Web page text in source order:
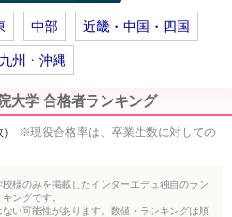
中部 近畿・中国・四国
九州・沖縄
大学 合格者ランキング
※現役合格率は、卒業生数に対しての
様のみを掲載したインターエデュ独自のラン
キングです。
い可能性があります。数値・ランキングは順